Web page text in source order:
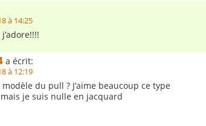
à 14:25
a écrit:
à 12:19
du pull ? J’aime beaucoup ce type
mais je suis nulle en jacquard